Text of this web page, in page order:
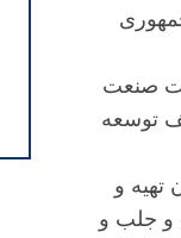
جمهوری
و برنامۀ انکشافی ۵ سالۀ وزارت صنعت
توسعه
تهیه و
و جلب و